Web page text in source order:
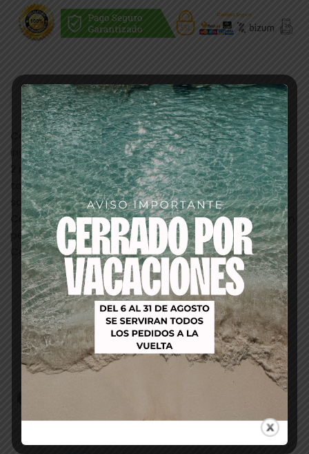
Descripción
Coloración suave sin amoniaco, con un 90% de
ingredientes de origen natural.
2 productos en 1: Coloración permanente y tono sobre
tono, permite una gran diversidad de servicios en el
salón.
Cobertura del 100% de los cabellos blancos (coloración
permanente) y de hasta el 70% (tono sobre tono).
Colores de larga duración y fieles al reflejo del tono.
Productos relacionados